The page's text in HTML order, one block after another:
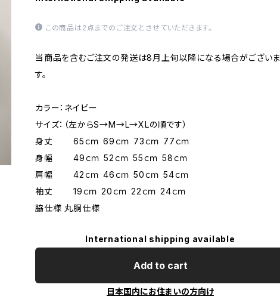
この商品は2点までのご注文とさせていただきます。
当商品を含むご注文の発送は8月上旬以降になる場合がございま
す。
カラー：ネイビー
サイズ：（左からS→M→L→XLの順です）
身丈 65ｃｍ 69ｃｍ 73ｃｍ 77ｃｍ
身幅 49ｃｍ 52ｃｍ 55ｃｍ 58ｃｍ
肩幅 42ｃｍ 46ｃｍ 50ｃｍ 54ｃｍ
袖丈 19ｃｍ 20ｃｍ 22ｃｍ 24ｃｍ
脇仕様 丸胴仕様
International shipping available
Add to cart
日本国内にお住まいの方向け